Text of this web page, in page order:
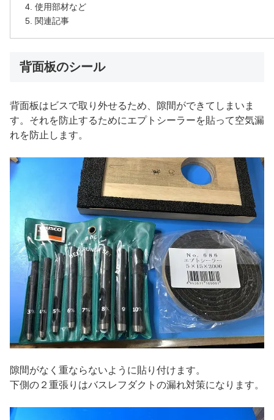
使用部材など
関連記事
背面板のシール
背面板はビスで取り外せるため、隙間ができてしまいま
す。それを防止するためにエプトシーラーを貼って空気漏
れを防止します。
隙間がなく重ならないように貼り付けます。
下側の２重張りはバスレフダクトの漏れ対策になります。